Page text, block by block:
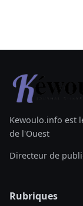
Kewoulo.info est
de l'Ouest
Directeur de
Rubriques